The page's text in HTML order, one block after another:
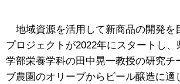
地域資源を活用して新商品の開発を
プロジェクトが2022年にスタートし
学部栄養学科の田中晃一教授の研究チ
ブ農園のオリーブからビール醸造に適